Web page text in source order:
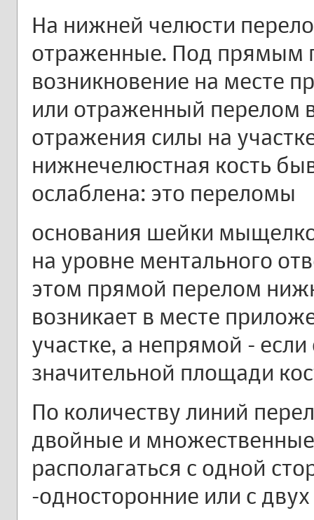
На нижней челюсти
отраженные. Под прямым
возникновение на месте
или отраженный перелом
отражения силы на
нижнечелюстная кость
ослаблена: это переломы
основания шейки
на уровне ментального
этом прямой перелом
возникает в месте
участке, а непрямой -
значительной площади
По количеству линий
двойные и
располагаться с одной
-односторонние или с